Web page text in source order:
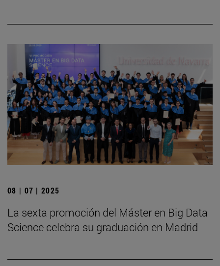
08 | 07 | 2025
La sexta promoción del Máster en Big Data
Science celebra su graduación en Madrid